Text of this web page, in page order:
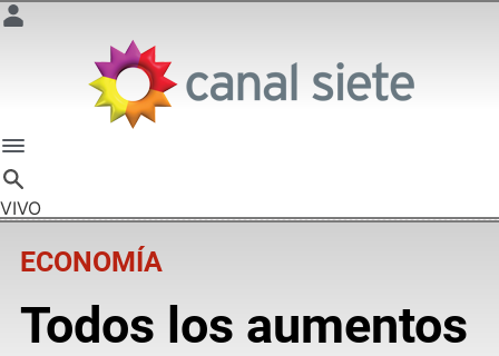
VIVO
ECONOMÍA
Todos los aumentos